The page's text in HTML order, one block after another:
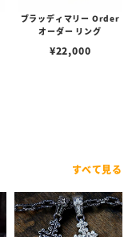
ブラッディマリー Order
オーダー リング
¥22,000
すべて見る